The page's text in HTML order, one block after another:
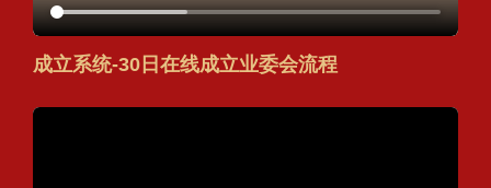
成立系统-30日在线成立业委会流程